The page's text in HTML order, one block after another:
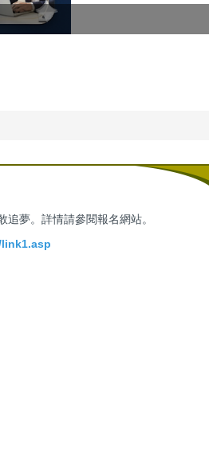
夢。詳情請參閱報名網站。